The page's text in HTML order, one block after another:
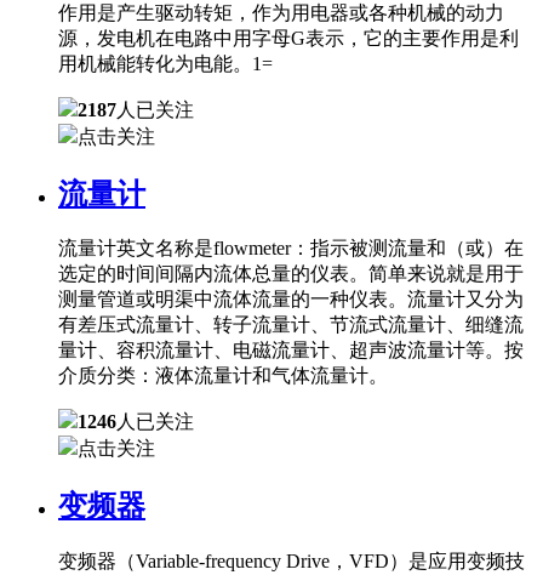
作用是产生驱动转矩，作为用电器或各种机械的动力
源，发电机在电路中用字母G表示，它的主要作用是利
用机械能转化为电能。1=
2187人已关注
点击关注
流量计
流量计英文名称是flowmeter：指示被测流量和（或）在
选定的时间间隔内流体总量的仪表。简单来说就是用于
测量管道或明渠中流体流量的一种仪表。流量计又分为
有差压式流量计、转子流量计、节流式流量计、细缝流
量计、容积流量计、电磁流量计、超声波流量计等。按
介质分类：液体流量计和气体流量计。
1246人已关注
点击关注
变频器
变频器（Variable-frequency Drive，VFD）是应用变频技